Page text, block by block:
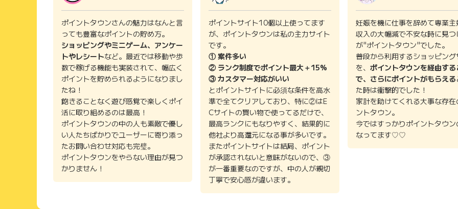
ポイントタウンさんの魅力はなんと言
っても豊富なポイントの貯め方。
ショッピングやミニゲーム、アンケー
トやレシートなど。最近では移動や歩
数で稼げる機能も実装されて、幅広く
ポイントを貯められるようになりまし
たね！
飽きることなく遊び感覚で楽しくポイ
活に取り組めるのは最高！
ポイントタウンの中の人も素敵で優し
い人たちばかりでユーザーに寄り添っ
たお問い合わせ対応も完璧。
ポイントタウンをやらない理由が見つ
かりません！
ポイントサイト10個以上使ってます
が、ポイントタウンは私の主力サイト
です。
① 案件多い
② ランク制度でポイント最大＋15%
③ カスタマー対応がいい
とポイントサイトに必須な条件を高水
準で全てクリアしており、特に②はE
Cサイトの買い物で使ってるだけで、
最高ランクにもなりやすく、結果的に
他社より高還元になる事が多いです。
またポイントサイトは結局、ポイント
が承認されないと意味がないので、③
が一番重要なのですが、中の人が親切
丁寧で安心感が違います。
妊娠を機に仕事を辞めて専業
収入の大幅減で不安な時に見
が"ポイントタウン"でした。
普段から利用するショッピン
を、 ポイントタウンを経由する
で、さらにポイントがもらえる
た時は衝撃的でした！
家計を助けてくれる大事な存
ントタウン。
今ではすっかりポイントタウ
なってます♡♡